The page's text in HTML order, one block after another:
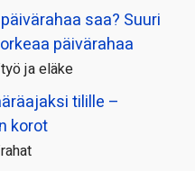
saa? Suuri
päivärahaa
ja eläke
tilille –
korot